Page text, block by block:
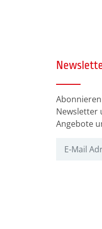
über
Newsletter
Angebote